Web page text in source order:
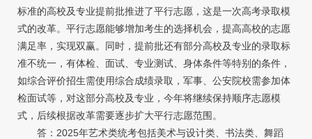
标准的高校及专业提前批推进了平行志愿，这是一次高考录取模
式的改革。平行志愿能够增加考生的选择机会，提高高校的志愿
满足率，实现双赢。同时，提前批还有部分高校及专业的录取标
准不统一，有体检、面试、专业测试、身体条件等特别的条件，
如综合评价招生需使用综合成绩录取，军事、公安院校需参加体
检面试等，对这部分高校及专业，今年将继续保持顺序志愿模
式，后续根据改革需要逐步扩大平行志愿范围。
答：2025年艺术类统考包括美术与设计类、书法类、舞蹈